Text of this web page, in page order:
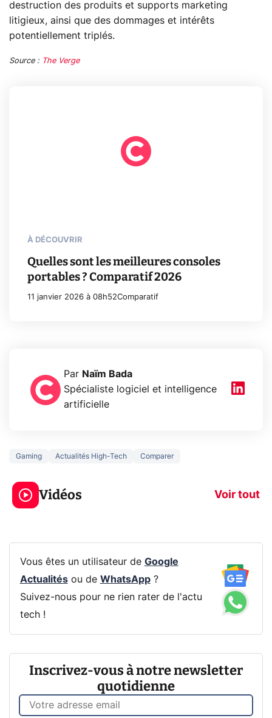
destruction des produits et supports marketing
litigieux, ainsi que des dommages et intérêts
potentiellement triplés.
Source : The Verge
À DÉCOUVRIR
Quelles sont les meilleures consoles
portables ? Comparatif 2026
11 janvier 2026 à 08h52Comparatif
Par Naïm Bada
Spécialiste logiciel et intelligence
artificielle
Gaming Actualités High-Tech Comparer
Vidéos Voir tout
5 générations de
jeux dans la
prochaine Xbox !
navigation
Vous êtes un utilisateur de Google
Actualitésou de WhatsApp?
Suivez-nous pour ne rien rater de l'actu
tech !
Inscrivez-vous à notre newsletter
quotidienne